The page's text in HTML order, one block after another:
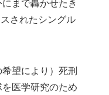
されたシングル
望により）死刑
医学研究のため